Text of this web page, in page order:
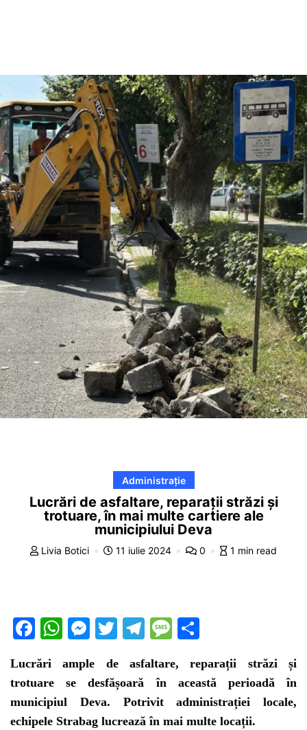
Administrație
Lucrări de asfaltare, reparații străzi și
trotuare, în mai multe cartiere ale
municipiului Deva
Livia Botici 11 iulie 2024 0 1 min read
F
c
e
b
W
at
s
A
M
s
s
e
T
itt
er
T
e
gr
a
M
s
s
a
ta
je
a
Lucrări ample de asfaltare, reparații străzi și
trotuare se desfășoară în această perioadă în
municipiul Deva. Potrivit administrației locale,
echipele Strabag lucrează în mai multe locații.